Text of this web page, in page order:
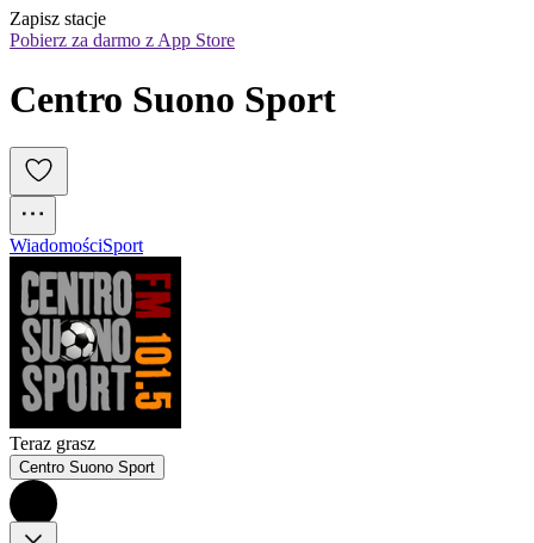
Zapisz stacje
Pobierz za darmo z App Store
Centro Suono Sport
WiadomościSport
Teraz grasz
Centro Suono Sport